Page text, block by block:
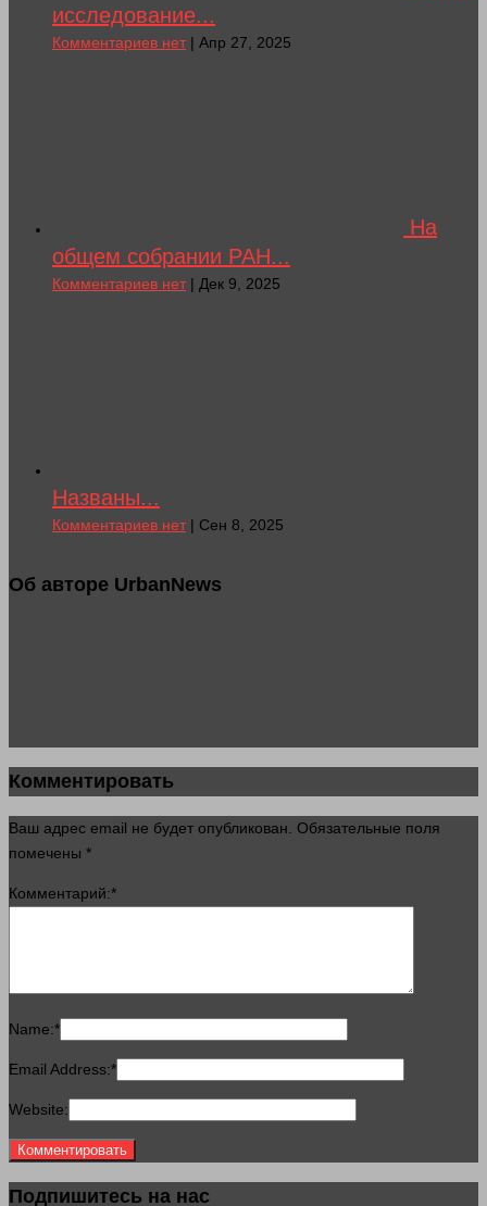
исследование...
Комментариев нет| Апр 27, 2025
На
общем собрании РАН...
Комментариев нет| Дек 9, 2025
Названы...
Комментариев нет| Сен 8, 2025
Об авторе UrbanNews
Комментировать
Ваш адрес email не будет опубликован. Обязательные поля
помечены *
Комментарий:*
Name:*
Email Address:*
Website:
Подпишитесь на нас